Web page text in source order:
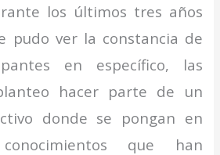
los últimos tres años
pudo ver la constancia de
en específico, las
hacer parte de un
donde se pongan en
que han